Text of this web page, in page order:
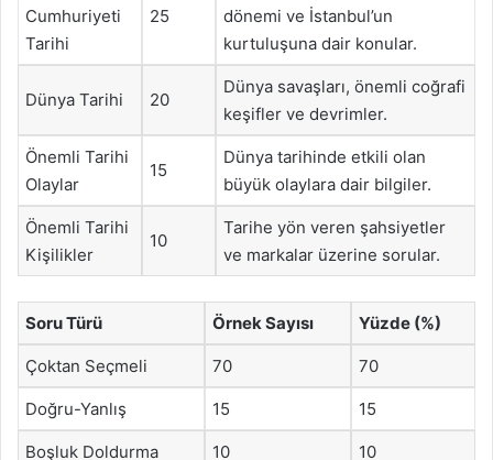
Cumhuriyeti
Tarihi
25
dönemi ve İstanbul’un
kurtuluşuna dair konular.
Dünya Tarihi 20
Dünya savaşları, önemli coğrafi
keşifler ve devrimler.
Önemli Tarihi
Olaylar
15
Dünya tarihinde etkili olan
büyük olaylara dair bilgiler.
Önemli Tarihi
Kişilikler
10
Tarihe yön veren şahsiyetler
ve markalar üzerine sorular.
Soru Türü Örnek Sayısı Yüzde (%)
Çoktan Seçmeli 70 70
Doğru-Yanlış 15 15
Boşluk Doldurma 10 10